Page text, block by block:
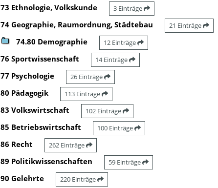
73 Ethnologie, Volkskunde 3 Einträge
74 Geographie, Raumordnung, Städtebau 21 Einträge
74.80 Demographie 12 Einträge
76 Sportwissenschaft 14 Einträge
77 Psychologie 26 Einträge
80 Pädagogik 113 Einträge
83 Volkswirtschaft 102 Einträge
85 Betriebswirtschaft 100 Einträge
86 Recht 262 Einträge
89 Politikwissenschaften 59 Einträge
90 Gelehrte 220 Einträge